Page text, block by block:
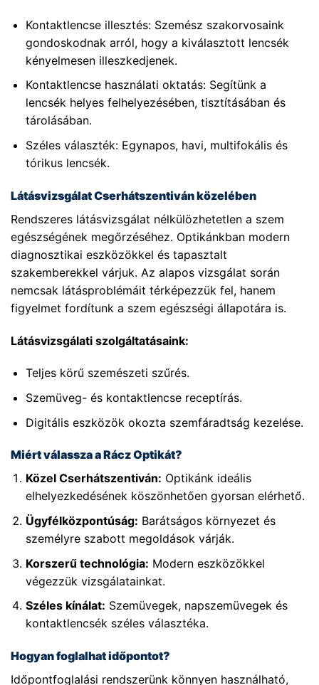
Kontaktlencse illesztés: Szemész szakorvosaink
gondoskodnak arról, hogy a kiválasztott lencsék
kényelmesen illeszkedjenek.
Kontaktlencse használati oktatás: Segítünk a
lencsék helyes felhelyezésében, tisztításában és
tárolásában.
Széles választék: Egynapos, havi, multifokális és
tórikus lencsék.
Látásvizsgálat Cserhátszentiván közelében
Rendszeres látásvizsgálat nélkülözhetetlen a szem
egészségének megőrzéséhez. Optikánkban modern
diagnosztikai eszközökkel és tapasztalt
szakemberekkel várjuk. Az alapos vizsgálat során
nemcsak látásproblémáit térképezzük fel, hanem
figyelmet fordítunk a szem egészségi állapotára is.
Látásvizsgálati szolgáltatásaink:
Teljes körű szemészeti szűrés.
Szemüveg- és kontaktlencse receptírás.
Digitális eszközök okozta szemfáradtság kezelése.
Miért válassza a Rácz Optikát?
Közel Cserhátszentiván: Optikánk ideális
elhelyezkedésének köszönhetően gyorsan elérhető.
Ügyfélközpontúság: Barátságos környezet és
személyre szabott megoldások várják.
Korszerű technológia: Modern eszközökkel
végezzük vizsgálatainkat.
Széles kínálat: Szemüvegek, napszemüvegek és
kontaktlencsék széles választéka.
Hogyan foglalhat időpontot?
Időpontfoglalási rendszerünk könnyen használható,